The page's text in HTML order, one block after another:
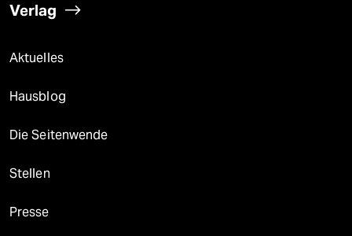
Verlag
Aktuelles
Hausblog
Die Seitenwende
Stellen
Presse